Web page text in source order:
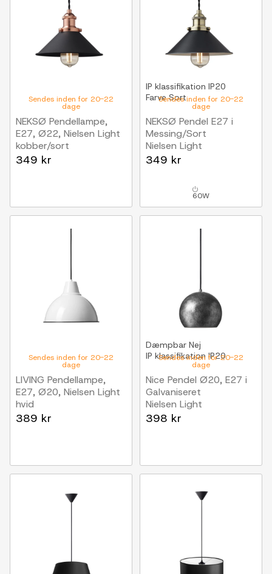
Sendes inden for 20-22
dage
NEKSØ Pendellampe,
E27, Ø22, Nielsen Light
kobber/sort
349 kr
Sendes inden for 20-22
dage
IP klassifikation IP20
FarveSort
NEKSØ Pendel E27 i
Messing/Sort
Nielsen Light
349 kr
60W
Sendes inden for 20-22
dage
LIVING Pendellampe,
E27, Ø20, Nielsen Light
hvid
389 kr
Sendes inden for 20-22
dage
Dæmpbar Nej
IP klassifikation IP20
Nice Pendel Ø20, E27 i
Galvaniseret
Nielsen Light
398 kr